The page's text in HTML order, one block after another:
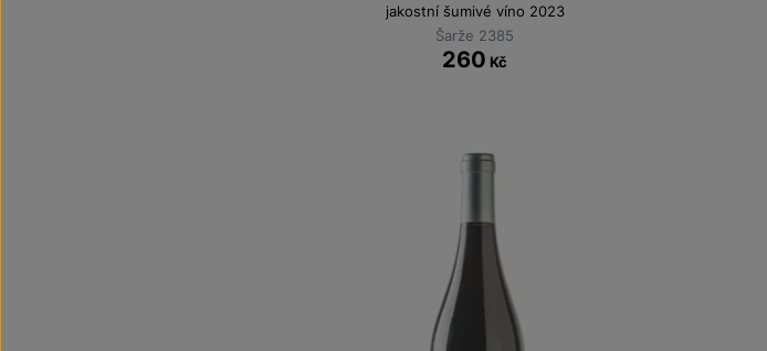
jakostní šumivé víno 2023
Šarže 2385
260 Kč